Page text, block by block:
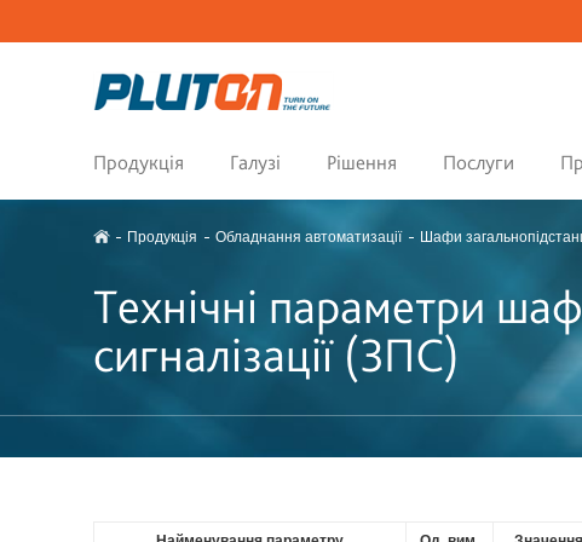
Продукція Галузі Рішення Послуги
Продукція Обладнання автоматизації Шафи
Технічні параметри
сигналізації (ЗПС)